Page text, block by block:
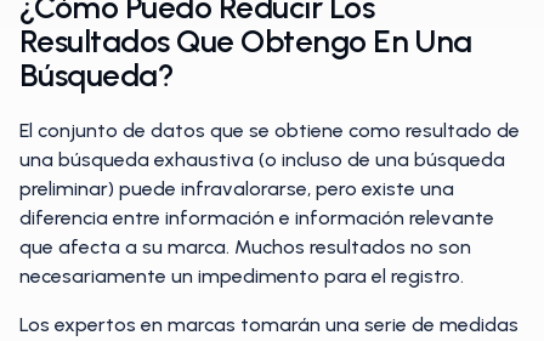
Resultados Que Obtengo En Una
Búsqueda?
El conjunto de datos que se obtiene como resultado de
una búsqueda exhaustiva (o incluso de una búsqueda
preliminar) puede infravalorarse, pero existe una
diferencia entre información e información relevante
que afecta a su marca. Muchos resultados no son
necesariamente un impedimento para el registro.
Los expertos en marcas tomarán una serie de medidas